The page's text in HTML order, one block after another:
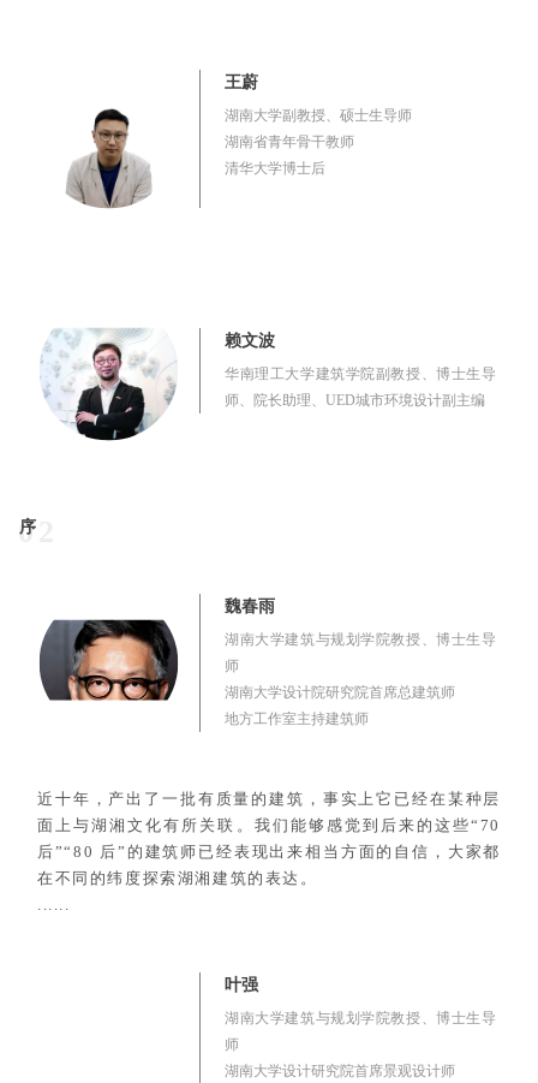
王蔚
湖南大学副教授、硕士生导师
湖南省青年骨干教师
清华大学博士后
赖文波
华南理工大学建筑学院副教授、博士生导
师、院长助理、UED城市环境设计副主编
02
序
魏春雨
湖南大学建筑与规划学院教授、博士生导
师
湖南大学设计院研究院首席总建筑师
地方工作室主持建筑师
近十年，产出了一批有质量的建筑， 事实上它已经在某种层
面上与湖湘文化有所关联。我们能够感觉到后来的这些“70
后”“80 后”的建筑师已经表现出来相当方面的自信，大家都
在不同的纬度探索湖湘建筑的表达。
......
叶强
湖南大学建筑与规划学院教授、博士生导
师
湖南大学设计研究院首席景观设计师